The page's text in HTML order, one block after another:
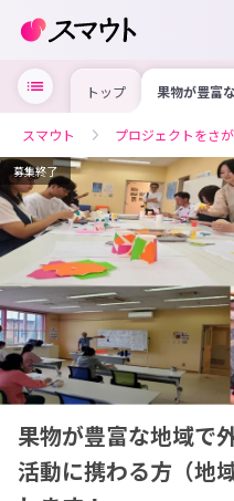
トップ 果物が豊富
で外国人との
わる方（地域
し協力隊）を
します！
スマウト プロジェクトをさ
募集終了
果物が豊富な地域で
活動に携わる方（地